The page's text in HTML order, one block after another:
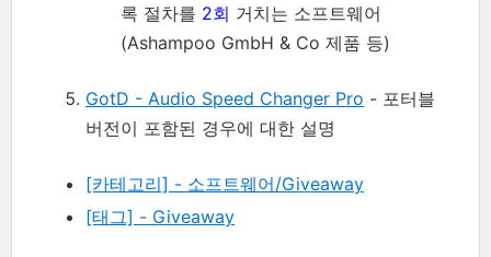
록 절차를 2회 거치는 소프트웨어
(Ashampoo GmbH & Co 제품 등)
GotD - Audio Speed Changer Pro - 포터블
버전이 포함된 경우에 대한 설명
[카테고리] - 소프트웨어/Giveaway
[태그] - Giveaway